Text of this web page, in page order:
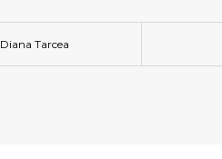
Tarcea